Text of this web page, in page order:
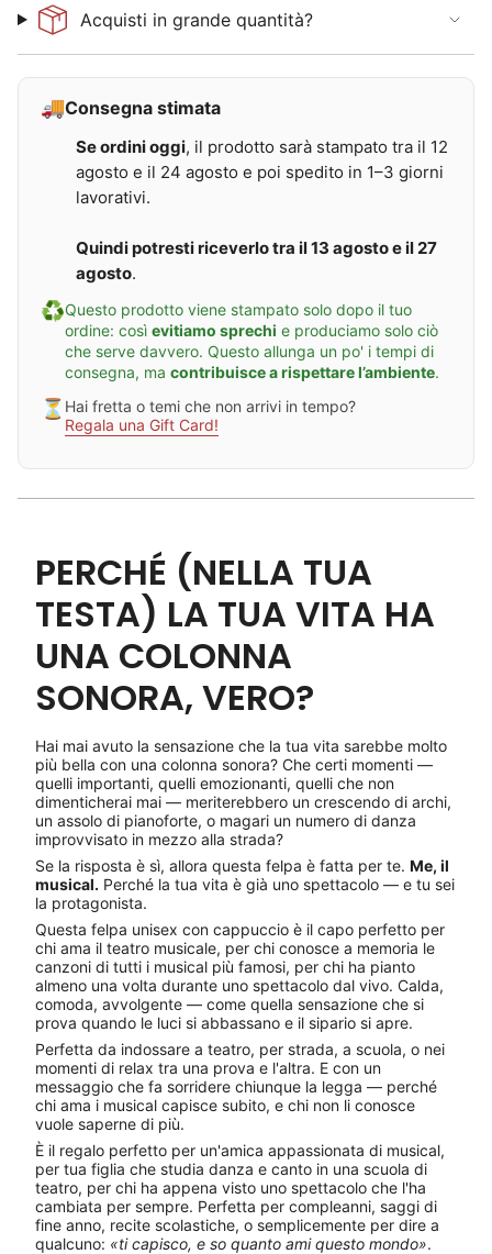
n
a
,
l
u
i
c
s
e
e
m
s
l
Acquisti in grande quantità?
🚚Consegna stimata
Se ordini oggi, il prodotto sarà stampato tra il 12
agosto e il 24 agosto e poi spedito in 1–3 giorni
lavorativi.
Quindi potresti riceverlo tra il 13 agosto e il 27
agosto.
♻️Questo prodotto viene stampato solo dopo il tuo
ordine: così evitiamo sprechi e produciamo solo ciò
che serve davvero. Questo allunga un po' i tempi di
consegna, ma contribuisce a rispettare l’ambiente.
⏳ Hai fretta o temi che non arrivi in tempo?
Regala una Gift Card!
PERCHÉ (NELLA TUA
TESTA) LA TUA VITA HA
UNA COLONNA
SONORA, VERO?
Hai mai avuto la sensazione che la tua vita sarebbe molto
più bella con una colonna sonora? Che certi momenti —
quelli importanti, quelli emozionanti, quelli che non
dimenticherai mai — meriterebbero un crescendo di archi,
un assolo di pianoforte, o magari un numero di danza
improvvisato in mezzo alla strada?
Se la risposta è sì, allora questa felpa è fatta per te. Me, il
musical. Perché la tua vita è già uno spettacolo — e tu sei
la protagonista.
Questa felpa unisex con cappuccio è il capo perfetto per
chi ama il teatro musicale, per chi conosce a memoria le
canzoni di tutti i musical più famosi, per chi ha pianto
almeno una volta durante uno spettacolo dal vivo. Calda,
comoda, avvolgente — come quella sensazione che si
prova quando le luci si abbassano e il sipario si apre.
Perfetta da indossare a teatro, per strada, a scuola, o nei
momenti di relax tra una prova e l'altra. E con un
messaggio che fa sorridere chiunque la legga — perché
chi ama i musical capisce subito, e chi non li conosce
vuole saperne di più.
È il regalo perfetto per un'amica appassionata di musical,
per tua figlia che studia danza e canto in una scuola di
teatro, per chi ha appena visto uno spettacolo che l'ha
cambiata per sempre. Perfetta per compleanni, saggi di
fine anno, recite scolastiche, o semplicemente per dire a
qualcuno: «ti capisco, e so quanto ami questo mondo».